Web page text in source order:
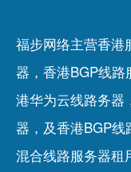
福步网络主营香港
器，香港BGP线
港华为云线路务器
器，及香港BGP
混合线路服务器租